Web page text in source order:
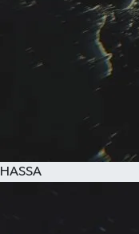
HASSA